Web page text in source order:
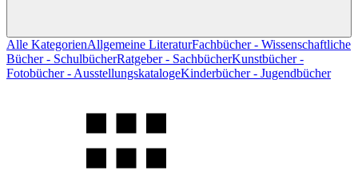
Alle KategorienAllgemeine LiteraturFachbücher - Wissenschaftliche
Bücher - SchulbücherRatgeber - SachbücherKunstbücher -
Fotobücher - AusstellungskatalogeKinderbücher - Jugendbücher